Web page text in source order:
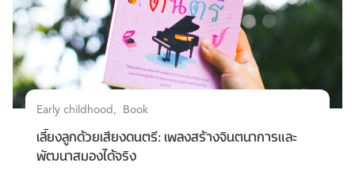
Early childhood Book
เลี้ยงลูกด้วยเสียงดนตรี: เพลงสร้างจินตนาการและ
พัฒนาสมองได้จริง